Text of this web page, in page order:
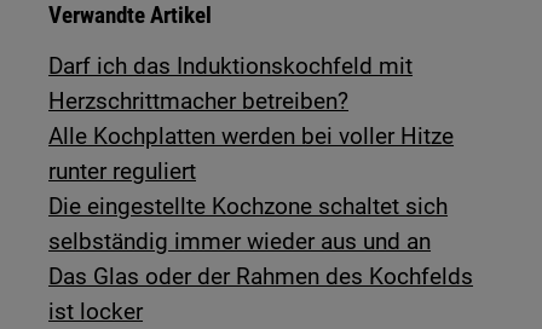
Verwandte Artikel
Darf ich das Induktionskochfeld mit
Herzschrittmacher betreiben?
Alle Kochplatten werden bei voller Hitze
runter reguliert
Die eingestellte Kochzone schaltet sich
selbständig immer wieder aus und an
Das Glas oder der Rahmen des Kochfelds
ist locker